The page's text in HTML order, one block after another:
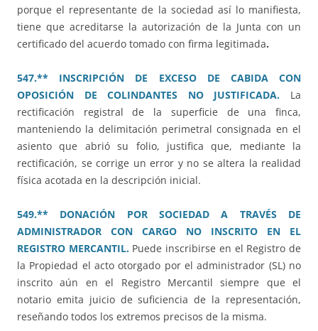
porque el representante de la sociedad así lo manifiesta,
tiene que acreditarse la autorización de la Junta con un
certificado del acuerdo tomado con firma legitimada.
547.** INSCRIPCIÓN DE EXCESO DE CABIDA CON
OPOSICIÓN DE COLINDANTES NO JUSTIFICADA. La
rectificación registral de la superficie de una finca,
manteniendo la delimitación perimetral consignada en el
asiento que abrió su folio, justifica que, mediante la
rectificación, se corrige un error y no se altera la realidad
física acotada en la descripción inicial.
549.** DONACIÓN POR SOCIEDAD A TRAVÉS DE
ADMINISTRADOR CON CARGO NO INSCRITO EN EL
REGISTRO MERCANTIL.Puede inscribirse en el Registro de
la Propiedad el acto otorgado por el administrador (SL) no
inscrito aún en el Registro Mercantil siempre que el
notario emita juicio de suficiencia de la representación,
reseñando todos los extremos precisos de la misma.